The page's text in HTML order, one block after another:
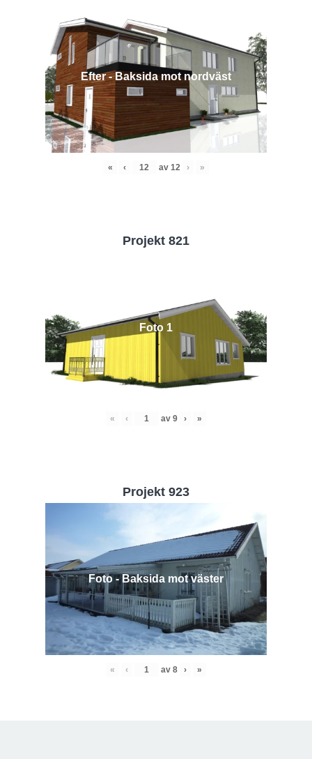
Efter - Baksida mot nordväst
« ‹ av 12 › »
Projekt 821
Foto 1
« ‹ av 9 › »
Projekt 923
Foto - Baksida mot väster
« ‹ av 8 › »